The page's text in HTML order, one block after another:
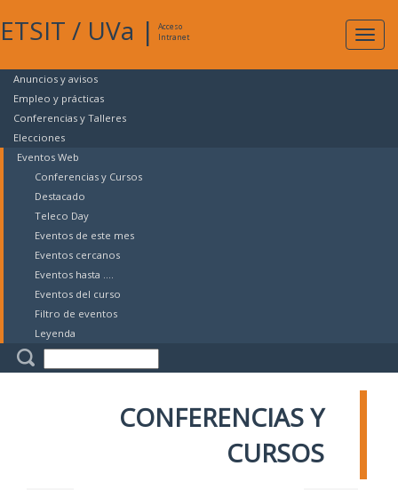
ETSIT / UVa |
Acceso
Intranet
Anuncios y avisos
Empleo y prácticas
Conferencias y Talleres
Elecciones
Eventos Web
Conferencias y Cursos
Destacado
Teleco Day
Eventos de este mes
Eventos cercanos
Eventos hasta ....
Eventos del curso
Filtro de eventos
Leyenda
CONFERENCIAS Y
CURSOS